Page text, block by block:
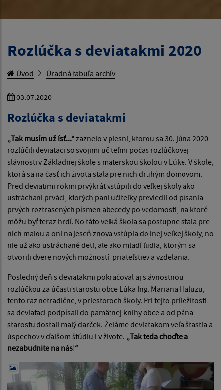
Rozlúčka s deviatakmi 2020
Úvod Úradná tabuľa archív
03.07.2020
Rozlúčka s deviatakmi
„Tak musím už ísť...“ zaznelo v piesni, ktorou sa 30. júna 2020
rozlúčili deviataci so svojimi učiteľmi počas rozlúčkovej
slávnosti v Základnej škole s materskou školou v Lúke. V škole,
ktorá sa na časť ich života stala pre nich druhým domovom.
Pred deviatimi rokmi prvýkrát vstúpili do veľkej školy ako
ustráchaní prváci, ktorých pani učiteľky previedli od písania
prvých roztrasených písmen abecedy po vedomosti, na ktoré
môžu byť teraz hrdí. No táto veľká škola sa postupne stala pre
nich malou a oni na jeseň znova vstúpia do inej veľkej školy, no
nie už ako ustráchané deti, ale ako mladí ľudia, ktorým sa
otvorili dvere nových možností, priateľstiev a vzdelania.
Posledný deň s deviatakmi pokračoval aj slávnostnou
rozlúčkou za účasti starostu obce Lúka Ing. Mariana Haluzu,
tento raz netradične, v priestoroch školy. Pri tejto príležitosti
sa deviataci podpísali do pamätnej knihy obce a od pána
starostu dostali malý darček. Želáme deviatakom veľa šťastia a
úspechov v ďalšom štúdiu i v živote. „Tak teda choďte a
nezabudnite na nás!“